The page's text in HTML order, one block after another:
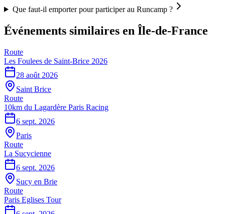
Que faut-il emporter pour participer au Runcamp ?
Événements similaires en Île-de-France
Route
Les Foulees de Saint-Brice 2026
28 août 2026
Saint Brice
Route
10km du Lagardère Paris Racing
6 sept. 2026
Paris
Route
La Sucycienne
6 sept. 2026
Sucy en Brie
Route
Paris Eglises Tour